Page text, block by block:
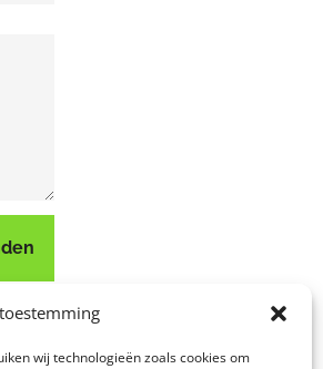
wij technologieën zoals cookies om